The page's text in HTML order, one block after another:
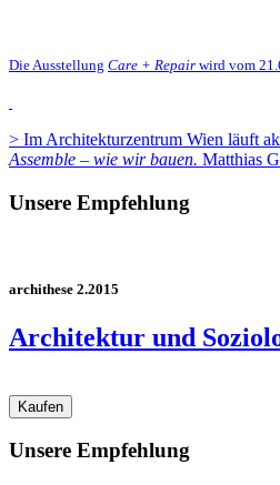
Die Ausstellung Care + Repair wird vom
> Im Architekturzentrum Wien läuft
Assemble – wie wir bauen. Matthias
Unsere Empfehlung
archithese 2.2015
Architektur und
Unsere Empfehlung